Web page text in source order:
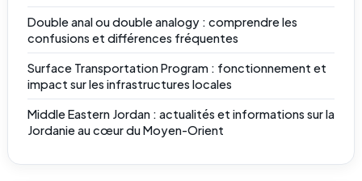
Double anal ou double analogy : comprendre les
confusions et différences fréquentes
Surface Transportation Program : fonctionnement et
impact sur les infrastructures locales
Middle Eastern Jordan : actualités et informations sur la
Jordanie au cœur du Moyen-Orient